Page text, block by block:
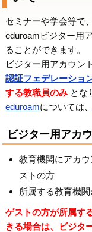
セミナーや学会等で
eduroamビジター用
ることができます。
ビジター用アカウン
認証フェデレーショ
する教職員のみ とな
eduroamについては、
ビジター用アカ
教育機関にアカ
ストの方
所属する教育機
ゲストの方が所属す
きる場合は、ビジタ